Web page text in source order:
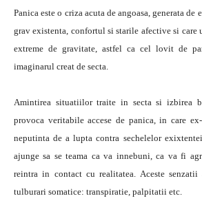
Panica este o criza acuta de angoasa, generata de
grav existenta, confortul si starile afective si care
extreme de gravitate, astfel ca cel lovit de
imaginarul creat de secta.
Amintirea situatiilor traite in secta si izbirea
provoca veritabile accese de panica, in care
neputinta de a lupta contra sechelelor
ajunge sa se teama ca va innebuni, ca va fi
reintra in contact cu realitatea. Aceste
tulburari somatice: transpiratie, palpitatii etc.